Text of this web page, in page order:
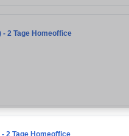
- 2 Tage Homeoffice